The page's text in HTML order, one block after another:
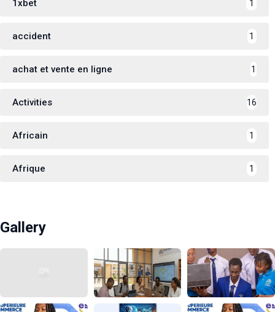
1xbet 1
accident 1
achat et vente en ligne 1
Activities 16
Africain 1
Afrique 1
Gallery